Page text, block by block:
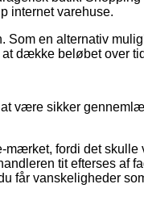
internet varehuse.
Som en alternativ
dække beløbet over
være sikker
mærket, fordi det
tit efterses af
får vanskeligheder